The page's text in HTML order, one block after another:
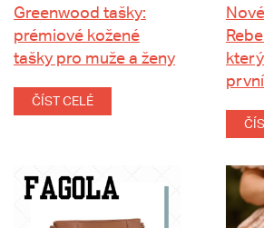
Greenwood tašky:
prémiové kožené
tašky pro muže a ženy
ČÍST CELÉ